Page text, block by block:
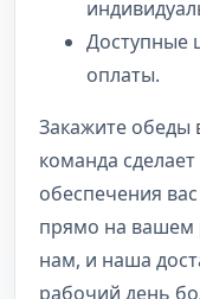
Доступные
оплаты.
Закажите обеды
команда
обеспечения
прямо на вашем
нам, и наша
рабочий день